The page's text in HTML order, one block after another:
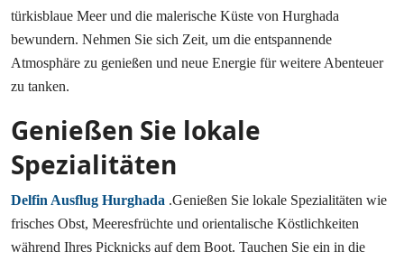
türkisblaue Meer und die malerische Küste von Hurghada
bewundern. Nehmen Sie sich Zeit, um die entspannende
Atmosphäre zu genießen und neue Energie für weitere Abenteuer
zu tanken.
Genießen Sie lokale
Spezialitäten
Delfin Ausflug Hurghada .Genießen Sie lokale Spezialitäten wie
frisches Obst, Meeresfrüchte und orientalische Köstlichkeiten
während Ihres Picknicks auf dem Boot. Tauchen Sie ein in die